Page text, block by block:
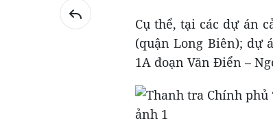
Cụ thể, tại các dự án
(quận Long Biên); dự
1A đoạn Văn Điển –